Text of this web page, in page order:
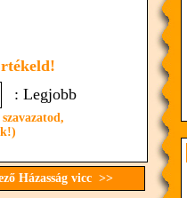
: Legjobb
Házasság vicc >>